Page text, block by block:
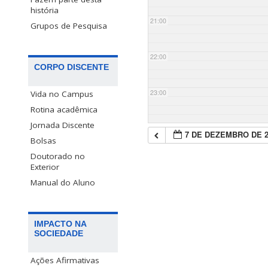
história
Grupos de Pesquisa
CORPO DISCENTE
Vida no Campus
Rotina acadêmica
Jornada Discente
Bolsas
Doutorado no
Exterior
Manual do Aluno
IMPACTO NA
SOCIEDADE
Ações Afirmativas
21:00
22:00
23:00
7 DE DEZEMBRO DE